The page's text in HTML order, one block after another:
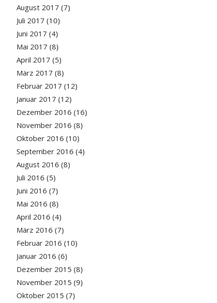
August 2017 (7)
Juli 2017 (10)
Juni 2017 (4)
Mai 2017 (8)
April 2017 (5)
März 2017 (8)
Februar 2017 (12)
Januar 2017 (12)
Dezember 2016 (16)
November 2016 (8)
Oktober 2016 (10)
September 2016 (4)
August 2016 (8)
Juli 2016 (5)
Juni 2016 (7)
Mai 2016 (8)
April 2016 (4)
März 2016 (7)
Februar 2016 (10)
Januar 2016 (6)
Dezember 2015 (8)
November 2015 (9)
Oktober 2015 (7)